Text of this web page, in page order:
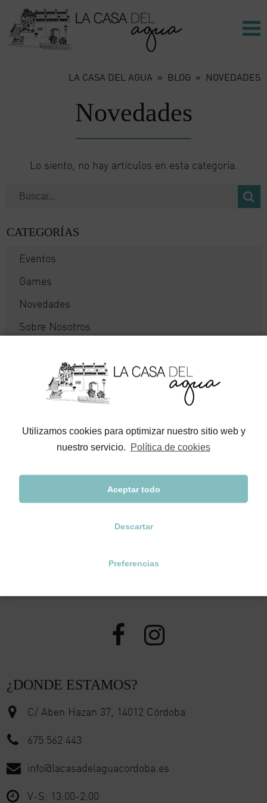
Utilizamos cookies para optimizar nuestro sitio web y
nuestro servicio.
Política de cookies
Aceptar todo
Descartar
Preferencias
LA CASA DEL AGUA» BLOG » NOVEDADES
Novedades
Lo siento, no hay artículos en esta categoría.
CATEGORÍAS
Eventos
Games
Novedades
Sobre Nosotros
Uncategorized
¿SOBRE QUÉ HABLAMOS?
¿DONDE ESTAMOS?
C/ Aben Hazan 37, 14012 Córdoba
675 562 443
info@lacasadelaguacordoba.es
V-S: 13:00-2:00